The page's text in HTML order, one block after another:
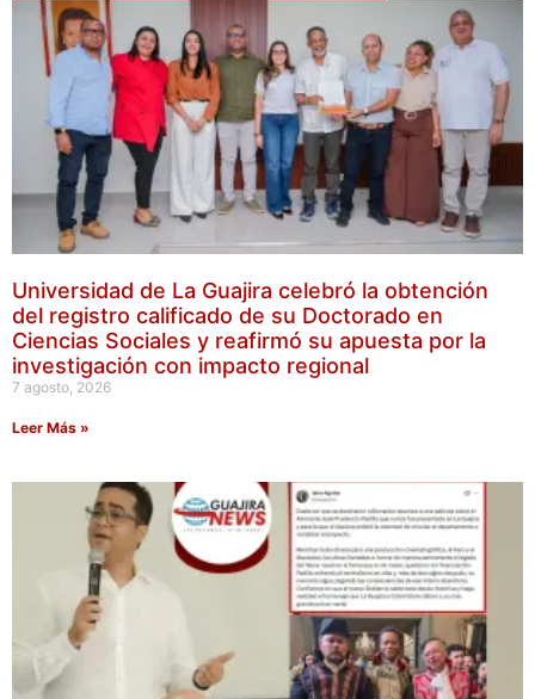
Universidad de La Guajira celebró la obtención
del registro calificado de su Doctorado en
Ciencias Sociales y reafirmó su apuesta por la
investigación con impacto regional
7 agosto, 2026
Leer Más »